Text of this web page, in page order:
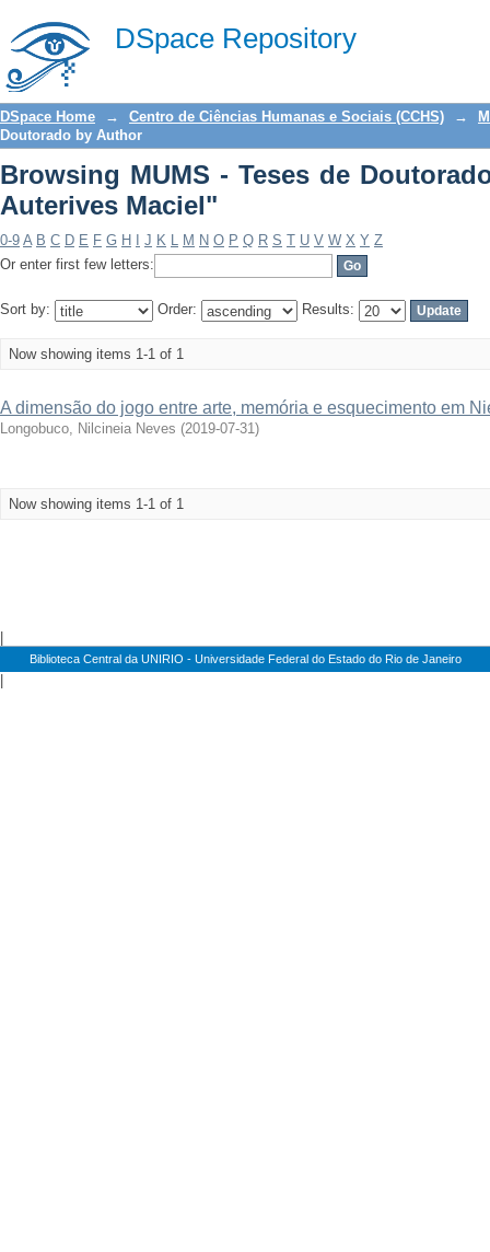
DSpace Repository
Browsing MUMS - Teses de
DSpace Home → Centro de Ciências Humanas e Sociais (CCHS) →
Doutorado by Author
Browsing MUMS - Teses de
Auterives Maciel"
0-9 A B C D E F G H J K L M N O P Q R S T U V W X Y Z
Or enter first few letters:
Sort by: Order: Results:
Now showing items 1-1 of 1
A dimensão do jogo entre arte, memória e esquecimento em
Longobuco, Nilcineia Neves (2019-07-31)
Now showing items 1-1 of 1
Biblioteca Central da UNIRIO - Universidade Federal do Estado do Rio de Janeiro